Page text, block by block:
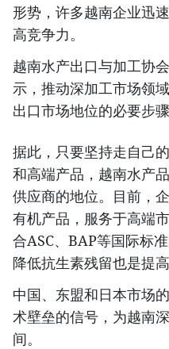
形势，许多越南企业迅
高竞争力。
越南水产出口与加工协
示，推动深加工市场领
出口市场地位的必要步骤
据此，只要坚持走自己
和高端产品，越南水产
供应商的地位。目前，
有机产品，服务于高端
合ASC、BAP等国际标
降低抗生素残留也是提
中国、东盟和日本市场
术壁垒的信号，为越南
间。